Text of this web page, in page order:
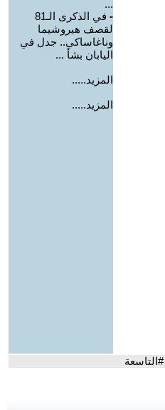
...
-
في الذكرى الـ81
لقصف هيروشيما
وناغاساكي.. جدل في
اليابان بشأ ...
المزيد.....
المزيد.....